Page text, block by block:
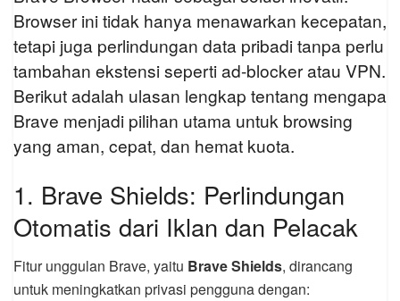
Browser ini tidak hanya menawarkan kecepatan,
tetapi juga perlindungan data pribadi tanpa perlu
tambahan ekstensi seperti ad-blocker atau VPN.
Berikut adalah ulasan lengkap tentang mengapa
Brave menjadi pilihan utama untuk browsing
yang aman, cepat, dan hemat kuota.
1. Brave Shields: Perlindungan
Otomatis dari Iklan dan Pelacak
Fitur unggulan Brave, yaitu Brave Shields, dirancang
untuk meningkatkan privasi pengguna dengan: